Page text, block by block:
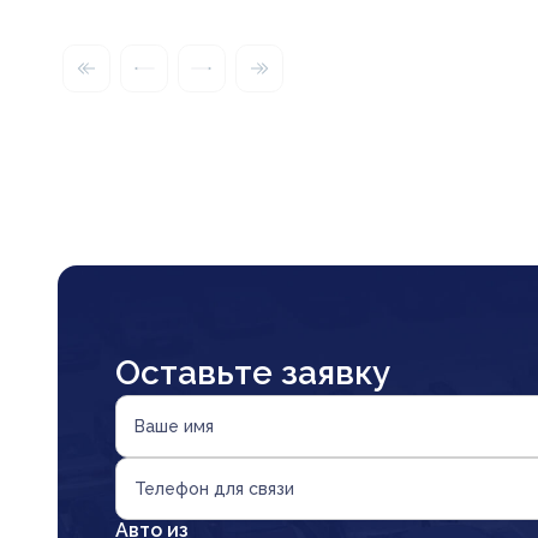
Оставьте заявку
Ваше имя
Телефон для связи
Авто из